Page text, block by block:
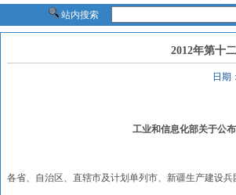
站内搜索
2012年第十
日期
工业和信息化部关于公
各省、自治区、直辖市及计划单列市、新疆生产建设